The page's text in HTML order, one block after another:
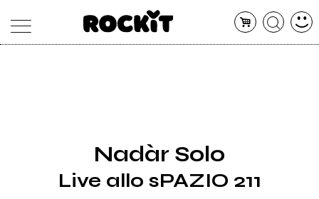
RADIO
Nadàr Solo
Live allo sPAZIO 211